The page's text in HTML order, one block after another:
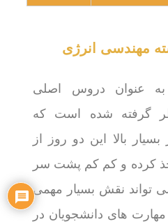
مهندسی انرژی
۶۳ واحد به عنوان دروس اصلی
گرفته شده است که
بسیار بالا این دو روز از
کرده و کم کم پشت سر
تواند نقش بسیار مهمی
های دانشجویان در